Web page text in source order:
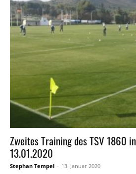
Zweites Training des TSV 1860
13.01.2020
Stephan Tempel - 13. Januar 2020